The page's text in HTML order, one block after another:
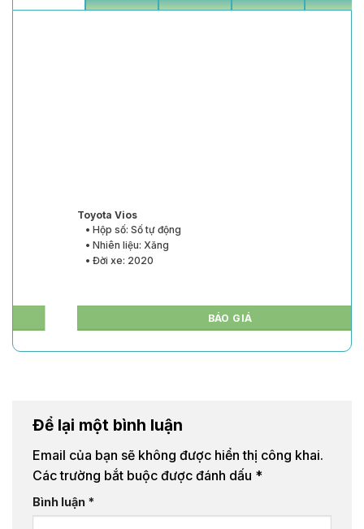
Toyota Vios
• Hộp số: Số tự động
• Nhiên liệu: Xăng
• Đời xe: 2020
Để lại một bình luận
Email của bạn sẽ không được hiển thị công khai.
Các trường bắt buộc được đánh dấu *
Bình luận *